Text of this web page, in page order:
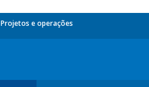
Projetos e operações